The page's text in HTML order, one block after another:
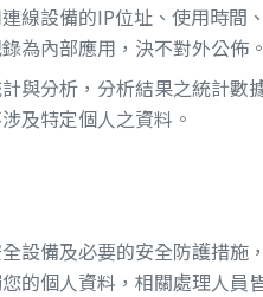
線設備的IP位址、使用時間
為內部應用，決不對外公佈。
與分析，分析結果之統計數
及特定個人之資料。
設備及必要的安全防護措施
的個人資料，相關處理人員